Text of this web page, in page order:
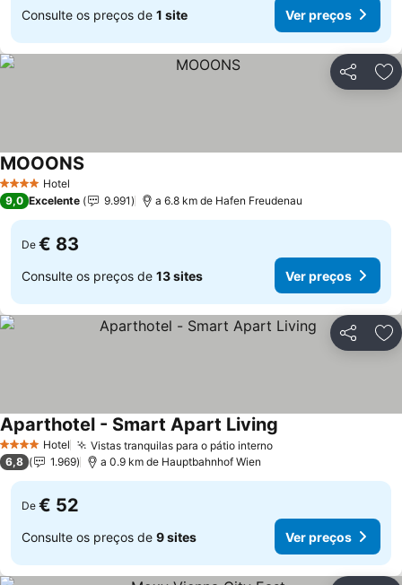
Consulte os preços de 1 site Ver preços
Partilhar
4 EstrelasHotel
MOOONS
9,0 Excelente 9.991 a 6.8 km de Hafen Freudenau
De € 83
Consulte os preços de 13 sites Ver preços
Partilhar
4 EstrelasHotel Vistas tranquilas para o pátio interno
Aparthotel - Smart Apart Living
6,8 1.969 a 0.9 km de Hauptbahnhof Wien
De € 52
Consulte os preços de 9 sites Ver preços